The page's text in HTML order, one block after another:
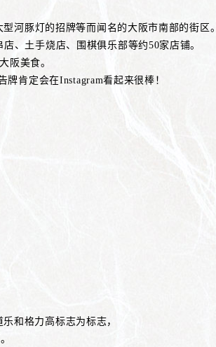
河豚灯的招牌等而闻名的大阪市南部的街区。
、土手烧店、围棋俱乐部等约50家店铺。
阪美食。
牌肯定会在Instagram看起来很棒！
和格力高标志为标志，